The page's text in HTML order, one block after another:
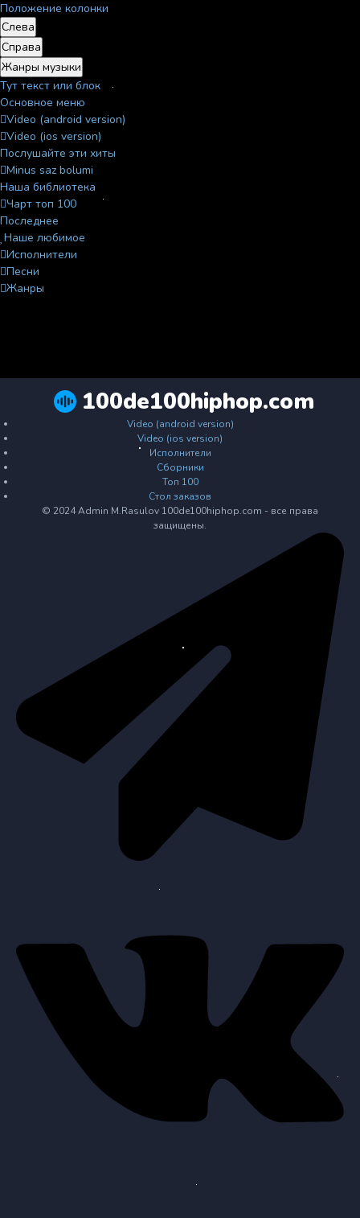
Положение колонки
Слева
Справа
Жанры музыки
Тут текст или блок
Основное меню
Video (android version)
Video (ios version)
Послушайте эти хиты
Minus saz bolumi
Наша библиотека
Чарт топ 100
Последнее
Наше любимое
Исполнители
Песни
Жанры
100de100hiphop.com
Video (android version)
Video (ios version)
Исполнители
Сборники
Топ 100
Стол заказов
© 2024 Admin M.Rasulov 100de100hiphop.com - все права
защищены.